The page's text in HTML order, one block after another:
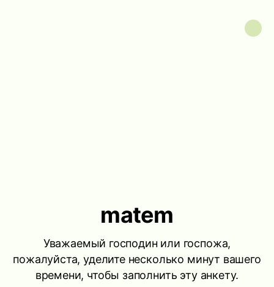
matem
Уважаемый господин или госпожа,
пожалуйста, уделите несколько минут вашего
времени, чтобы заполнить эту анкету.